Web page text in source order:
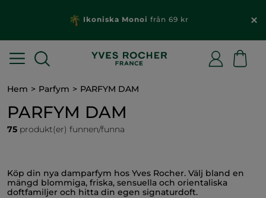
För varje beställning över 229 kr: Få en gåva & fri
frakt
Hem Parfym PARFYM DAM
PARFYM DAM
75 produkt(er) funnen/funna
Köp din nya damparfym hos Yves Rocher. Välj bland en
mängd blommiga, friska, sensuella och orientaliska
doftfamiljer och hitta din egen signaturdoft.